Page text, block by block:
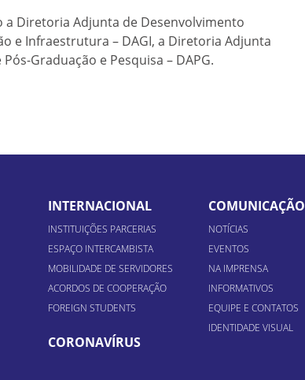
a Diretoria Adjunta de Desenvolvimento
e Infraestrutura – DAGI, a Diretoria Adjunta
Graduação e Pesquisa – DAPG.
INTERNACIONAL
INSTITUIÇÕES PARCERIAS
ESPAÇO INTERCAMBISTA
MOBILIDADE DE SERVIDORES
ACORDOS DE COOPERAÇÃO
FOREIGN STUDENTS
CORONAVÍRUS
COMUNICAÇÃO
NOTÍCIAS
EVENTOS
NA IMPRENSA
INFORMATIVOS
EQUIPE E CONTATOS
IDENTIDADE VISUAL